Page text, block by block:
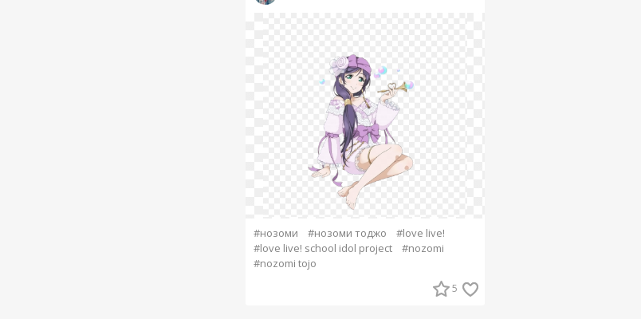
#нозоми #нозоми тоджо
#love live!
#love live! school idol project
#nozomi
#nozomi tojo
5